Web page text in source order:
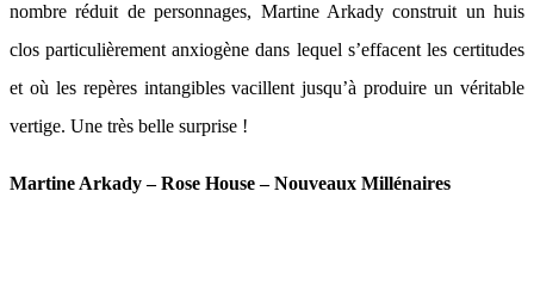
nombre réduit de personnages, Martine Arkady construit un huis
clos particulièrement anxiogène dans lequel s’effacent les certitudes
et où les repères intangibles vacillent jusqu’à produire un véritable
vertige. Une très belle surprise !
Martine Arkady – Rose House – Nouveaux Millénaires